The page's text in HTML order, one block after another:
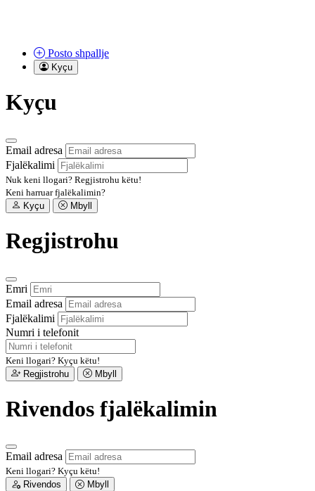
Posto shpallje
Kyçu
Kyçu
Email adresa
Fjalëkalimi
Nuk keni llogari? Regjistrohu këtu!
Keni harruar fjalëkalimin?
Kyçu
Mbyll
Regjistrohu
Emri
Email adresa
Fjalëkalimi
Numri i telefonit
Keni llogari? Kyçu këtu!
Regjistrohu
Mbyll
Rivendos fjalëkalimin
Email adresa
Keni llogari? Kyçu këtu!
Rivendos
Mbyll